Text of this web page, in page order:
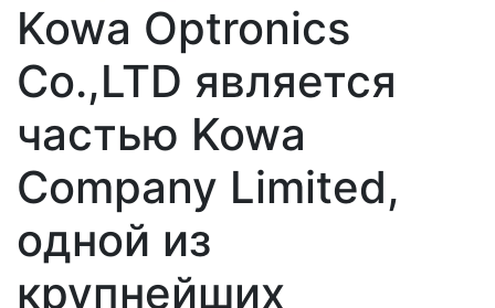
Kowa Optronics
Co.,LTD является
частью Kowa
Company Limited,
одной из
крупнейших